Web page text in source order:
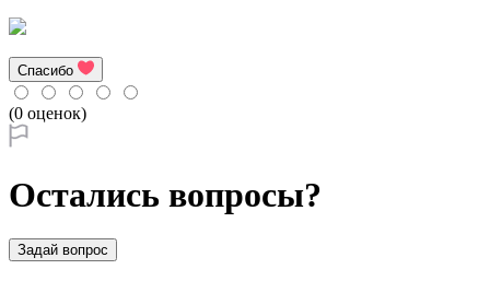
Спасибо
(0 оценок)
Остались вопросы?
Задай вопрос